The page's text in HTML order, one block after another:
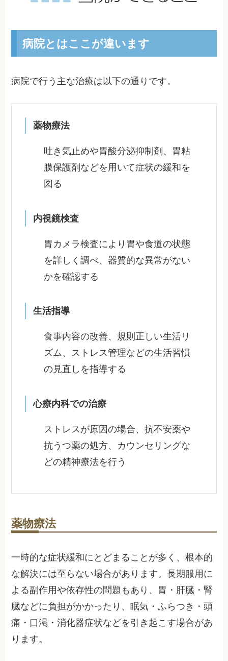
病院とはここが違います
病院で行う主な治療は以下の通りです。
薬物療法
吐き気止めや胃酸分泌抑制剤、胃粘
膜保護剤などを用いて症状の緩和を
図る
内視鏡検査
胃カメラ検査により胃や食道の状態
を詳しく調べ、器質的な異常がない
かを確認する
生活指導
食事内容の改善、規則正しい生活リ
ズム、ストレス管理などの生活習慣
の見直しを指導する
心療内科での治療
ストレスが原因の場合、抗不安薬や
抗うつ薬の処方、カウンセリングな
どの精神療法を行う
薬物療法
一時的な症状緩和にとどまることが多く、根本的
な解決には至らない場合があります。長期服用に
よる副作用や依存性の問題もあり、胃・肝臓・腎
臓などに負担がかかったり、眠気・ふらつき・頭
痛・口渇・消化器症状などを引き起こす場合があ
ります。